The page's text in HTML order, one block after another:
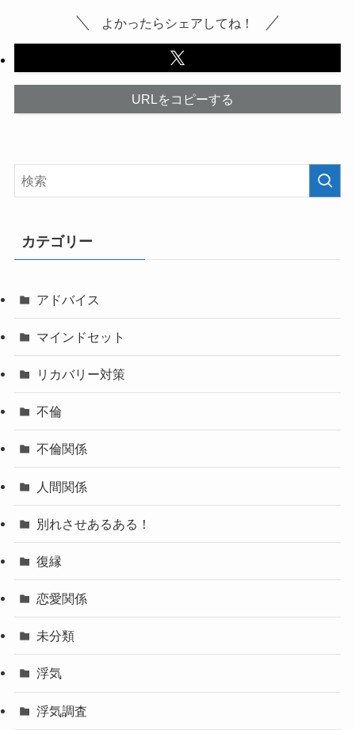
よかったらシェアしてね！
URLをコピーする
カテゴリー
アドバイス
マインドセット
リカバリー対策
不倫
不倫関係
人間関係
別れさせあるある！
復縁
恋愛関係
未分類
浮気
浮気調査